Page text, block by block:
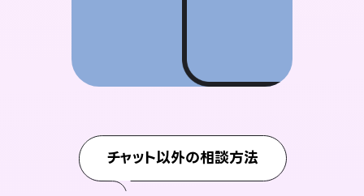
チャット以外の相談方法